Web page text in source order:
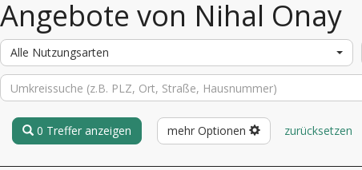
Angebote von Nihal Onay
Alle Nutzungsarten
0 Treffer anzeigen mehr Optionen zurücksetzen